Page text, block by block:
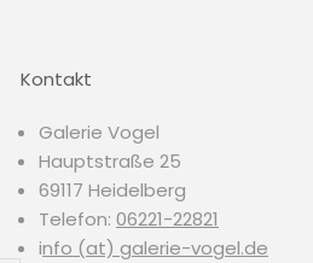
Kontakt
Galerie Vogel
Hauptstraße 25
69117 Heidelberg
Telefon: 06221-22821
info (at) galerie-vogel.de